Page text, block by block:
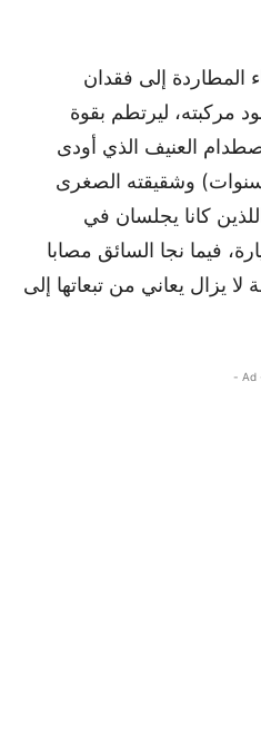
المطاردة إلى فقدان
مركبته، ليرتطم بقوة
العنيف الذي أودى
الطفلين “لوهان” (8 سنوات) وشقيقته الصغرى
واللذين كانا يجلسان في
فيما نجا السائق مصابا
يزال يعاني من تبعاتها إلى
-